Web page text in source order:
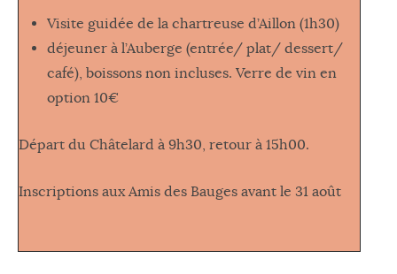
Visite guidée de la chartreuse d’Aillon (1h30)
déjeuner à l’Auberge (entrée/ plat/ dessert/
café), boissons non incluses. Verre de vin en
option 10€
Départ du Châtelard à 9h30, retour à 15h00.
Inscriptions aux Amis des Bauges avant le 31 août